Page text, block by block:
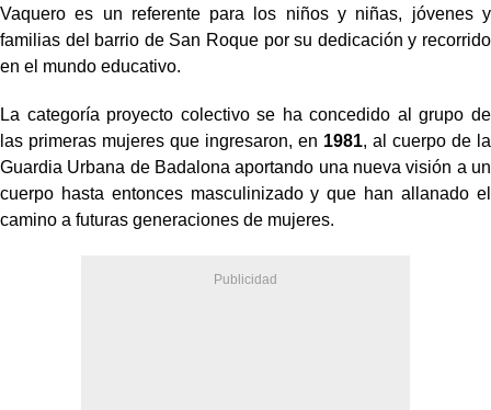
Vaquero es un referente para los niños y niñas, jóvenes y
familias del barrio de San Roque por su dedicación y recorrido
en el mundo educativo.
La categoría proyecto colectivo se ha concedido al grupo de
las primeras mujeres que ingresaron, en 1981, al cuerpo de la
Guardia Urbana de Badalona aportando una nueva visión a un
cuerpo hasta entonces masculinizado y que han allanado el
camino a futuras generaciones de mujeres.